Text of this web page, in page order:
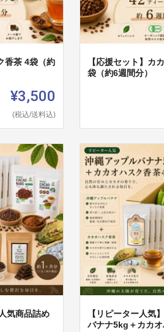
香茶 4袋（約
¥3,500
(税込/送料込)
【応援セット】カ
袋（約6週間分）
気商品詰め
【リピーター人気
バナナ5kg＋カカ